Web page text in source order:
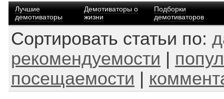
Лучшие
демотиваторы
Демотиваторы о
жизни
Подборки
демотиваторов
Сортировать статьи по:
рекомендуемости
посещаемости